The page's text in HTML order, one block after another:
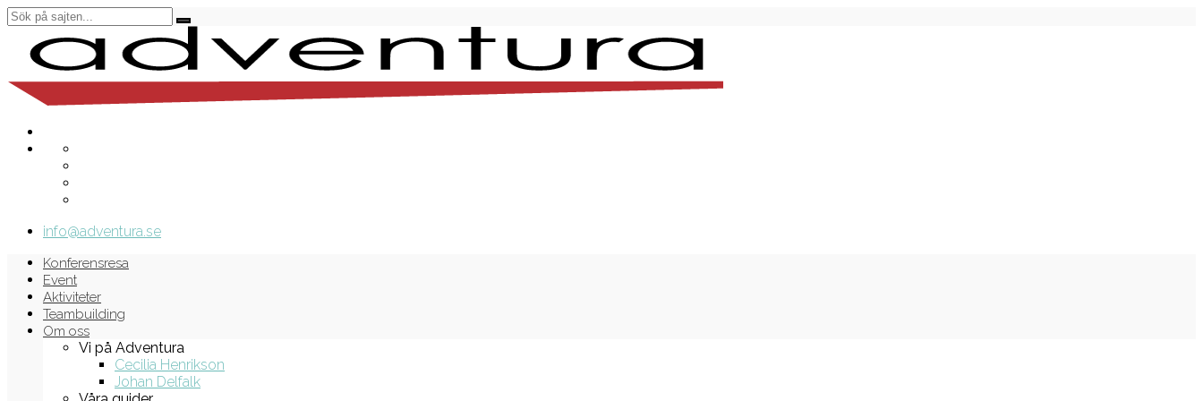
info@adventura.se
Konferensresa
Event
Aktiviteter
Teambuilding
Om oss
Vi på Adventura
Cecilia Henrikson
Johan Delfalk